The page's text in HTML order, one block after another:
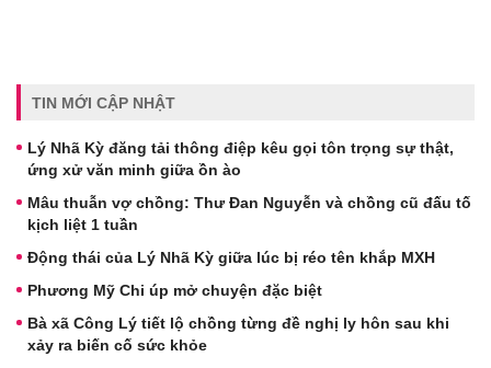
TIN MỚI CẬP NHẬT
Lý Nhã Kỳ đăng tải thông điệp kêu gọi tôn trọng sự thật,
ứng xử văn minh giữa ồn ào
Mâu thuẫn vợ chồng: Thư Đan Nguyễn và chồng cũ đấu tố
kịch liệt 1 tuần
Động thái của Lý Nhã Kỳ giữa lúc bị réo tên khắp MXH
Phương Mỹ Chi úp mở chuyện đặc biệt
Bà xã Công Lý tiết lộ chồng từng đề nghị ly hôn sau khi
xảy ra biến cố sức khỏe